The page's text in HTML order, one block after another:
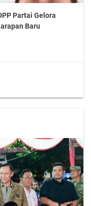
Partai Gelora
Baru